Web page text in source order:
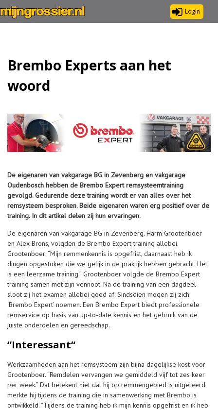
Login
Brembo Experts aan het
woord
De eigenaren van vakgarage BG in Zevenberg en vakgarage
Oudenbosch hebben de Brembo Expert remsysteemtraining
gevolgd. Gedurende deze training wordt er van alles over het
remsysteem besproken. Beide eigenaren waren erg positief over de
training. In dit artikel delen zij hun ervaringen.
De eigenaren van vakgarage BG in Zevenberg, Harm Grootenboer
en Alex Brons, volgden de Brembo Expert training allebei.
Grootenboer: “Mijn remmenkennis is opgefrist, daarnaast heb ik
dingen opgestoken die we gelijk in de praktijk hebben gebracht. Het
is een leerzame training.” Grootenboer volgde de Brembo Expert
training samen met zijn vennoot. Na de training van een dagdeel
sloot zij het examen allebei goed af. Sindsdien mogen zij zich
‘Brembo Expert’ noemen. Een Brembo Expert biedt professionele
remservice op basis van up-to-date kennis en het gebruik van de
juiste onderdelen en gereedschap.
“Interessant“
Werkzaamheden aan het remsysteem zijn bijna dagelijkse kost voor
Grootenboer. “Remdelen vervangen we gemiddeld vijf tot zes keer
per week.” Dat betekent niet dat hij op remmengebied is uitgeleerd,
merkte hij tijdens de training die in samenwerking met Brembo is
ontwikkeld. “Tijdens de training heb ik mijn kennis opgefrist en ik heb